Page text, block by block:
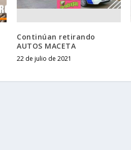
Continúan retirando
AUTOS MACETA
22 de julio de 2021